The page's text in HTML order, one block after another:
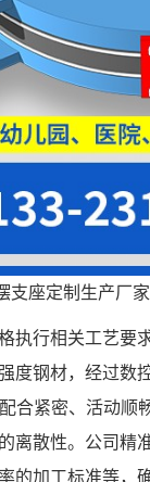
支座定制生产厂家
执行相关工艺要
度钢材，经过数
合紧密、活动顺
离散性。公司精
的加工标准等，